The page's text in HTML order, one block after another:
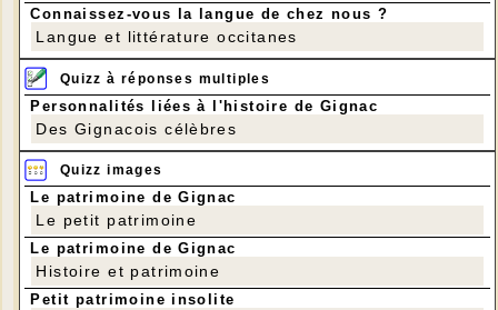
Connaissez-vous la langue de chez nous ?
Langue et littérature occitanes
Quizz à réponses multiples
Personnalités liées à l'histoire de Gignac
Des Gignacois célèbres
Quizz images
Le patrimoine de Gignac
Le petit patrimoine
Le patrimoine de Gignac
Histoire et patrimoine
Petit patrimoine insolite